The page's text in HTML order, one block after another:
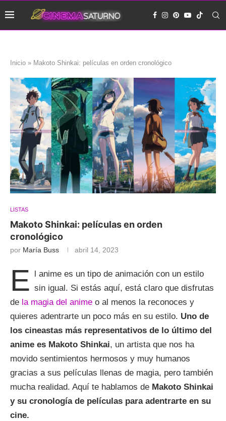
Inicio » Makoto Shinkai: películas en orden cronológico
LISTAS
Makoto Shinkai: películas en orden
cronológico
por María Buss abril 14, 2023
E
l anime es un tipo de animación con un estilo
sin igual. Si estás aquí, está claro que disfrutas
de la magia del anime o al menos la reconoces y
quieres adentrarte un poco más en su estilo. Uno de
los cineastas más representativos de lo último del
anime es Makoto Shinkai, un artista que nos ha
movido sentimientos hermosos y muy humanos
gracias a sus películas llenas de magia, pero también
mucha realidad. Aquí te hablamos de Makoto Shinkai
y su cronología de películas para adentrarte en su
cine.